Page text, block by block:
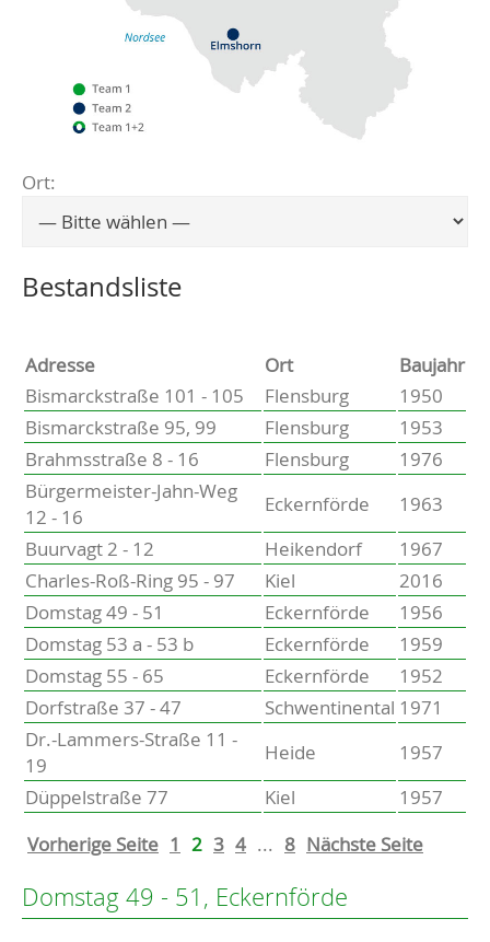
Eckernförde
Heikendorf
Kronshagen
Schwentinental
Preetz
Heide
Bordesholm
Elmshorn
Ort:
Wählen Sie einen Ort, um zur entsprechenden Seite
Bestandsliste
Adresse Ort
Baujahr
Bismarckstraße 101 - 105
Flensburg
1950
Bismarckstraße 95, 99
Flensburg
1953
Brahmsstraße 8 - 16
Flensburg
1976
Bürgermeister-Jahn-Weg
12 - 16
Eckernförde
1963
Buurvagt 2 - 12
Heikendorf
1967
Charles-Roß-Ring 95 - 97
Kiel
2016
Domstag 49 - 51
Eckernförde
1956
Domstag 53 a - 53 b
Eckernförde
1959
Domstag 55 - 65
Eckernförde
1952
Dorfstraße 37 - 47
Schwentinental 1971
Dr.-Lammers-Straße 11 -
19
Heide
1957
Düppelstraße 77
Kiel
1957
Vorherige Seite 1 2 3 4 ... 8 Nächste Seite
Domstag 49 - 51, Eckernförde